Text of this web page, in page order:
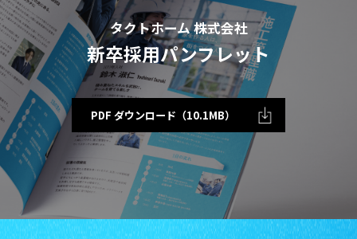
⁩タクトホーム 株式会社
新卒採用パンフレット
PDF ダウンロード（10.1MB）